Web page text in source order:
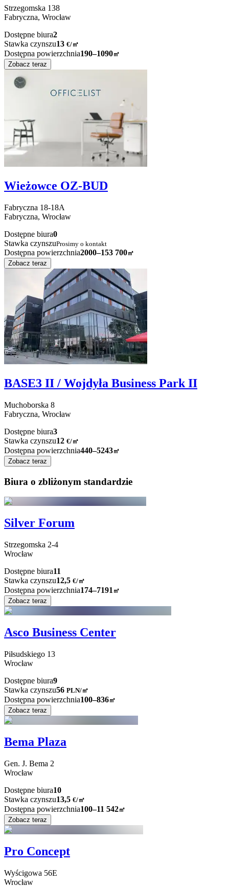
Strzegomska 138
Fabryczna, Wrocław
Dostępne biura2
Stawka czynszu13 €/㎡
Dostępna powierzchnia190–1090㎡
Zobacz teraz
Wieżowce OZ-BUD
Fabryczna 18-18A
Fabryczna, Wrocław
Dostępne biura0
Stawka czynszuProsimy o kontakt
Dostępna powierzchnia2000–153 700㎡
Zobacz teraz
BASE3 II / Wojdyła Business Park II
Muchoborska 8
Fabryczna, Wrocław
Dostępne biura3
Stawka czynszu12 €/㎡
Dostępna powierzchnia440–5243㎡
Zobacz teraz
Biura o zbliżonym standardzie
Silver Forum
Strzegomska 2-4
Wrocław
Dostępne biura11
Stawka czynszu12,5 €/㎡
Dostępna powierzchnia174–7191 ㎡
Zobacz teraz
Asco Business Center
Piłsudskiego 13
Wrocław
Dostępne biura9
Stawka czynszu56 PLN/㎡
Dostępna powierzchnia100–836㎡
Zobacz teraz
Bema Plaza
Gen. J. Bema 2
Wrocław
Dostępne biura10
Stawka czynszu13,5 €/㎡
Dostępna powierzchnia100–11 542㎡
Zobacz teraz
Pro Concept
Wyścigowa 56E
Wrocław